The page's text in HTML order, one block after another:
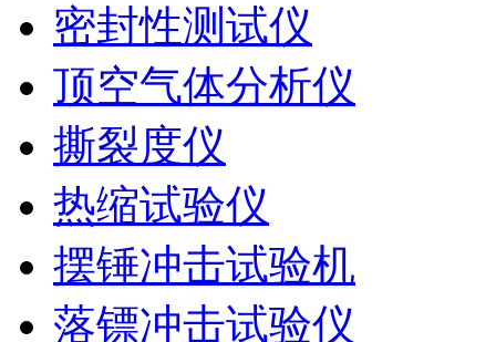
密封性测试仪
顶空气体分析仪
撕裂度仪
热缩试验仪
摆锤冲击试验机
落镖冲击试验仪